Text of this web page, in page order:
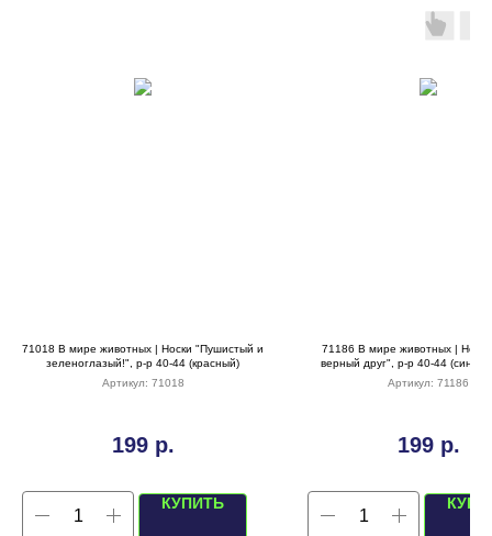
71018 В мире животных | Носки "Пушистый и
зеленоглазый!", р-р 40-44 (красный)
Артикул: 71018
199 р.
КУПИТЬ
71186 В мире животных |
верный друг", р-р 40-44 (синий/
Артикул: 71186
199 р.